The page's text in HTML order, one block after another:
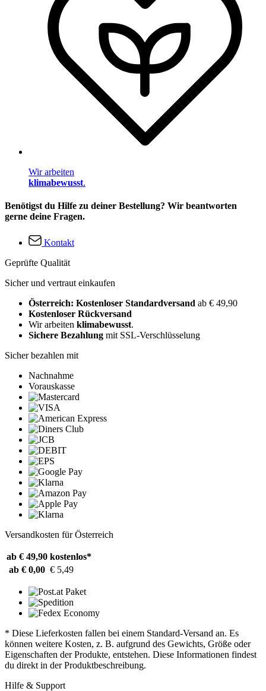
Wir arbeiten
klimabewusst.
Benötigst du Hilfe zu deiner Bestellung? Wir beantworten
gerne deine Fragen.
Kontakt
Geprüfte Qualität
Sicher und vertraut einkaufen
Österreich: Kostenloser Standardversand ab € 49,90
Kostenloser Rückversand
Wir arbeiten klimabewusst.
Sichere Bezahlung mit SSL-Verschlüsselung
Sicher bezahlen mit
Nachnahme
Vorauskasse
Versandkosten für Österreich
ab € 49,90 kostenlos*
ab € 0,00 € 5,49
* Diese Lieferkosten fallen bei einem Standard-Versand an. Es
können weitere Kosten, z. B. aufgrund des Gewichts, Größe oder
Eigenschaften der Produkte, entstehen. Diese Informationen findest
du direkt in der Produktbeschreibung.
Hilfe & Support